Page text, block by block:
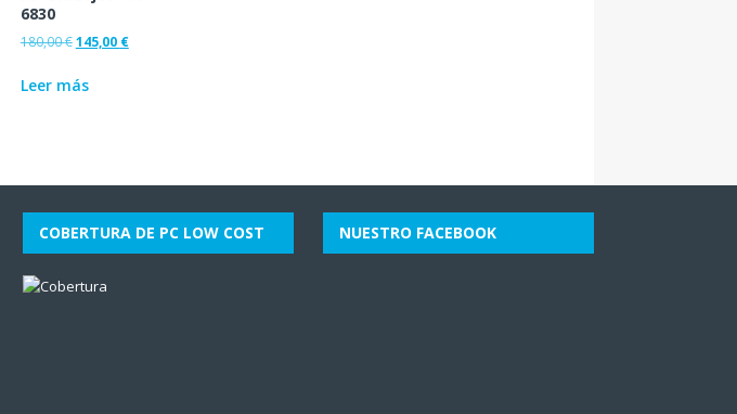
6830
180,00€145,00 €
Leer más
COBERTURA DE PC LOW COST NUESTRO FACEBOOK